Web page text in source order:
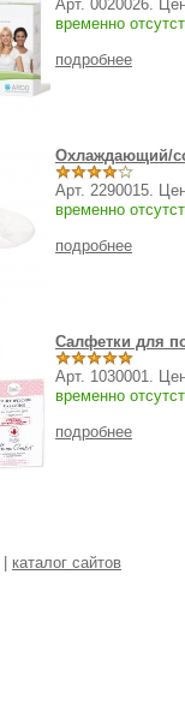
Арт. 0020026.
временно
подробнее
Охлаждающий/
Арт. 2290015.
временно
подробнее
Салфетки для
Арт. 1030001.
временно
подробнее
каталог сайтов